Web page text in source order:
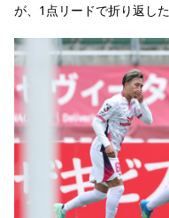
が、1点リードで折り返した